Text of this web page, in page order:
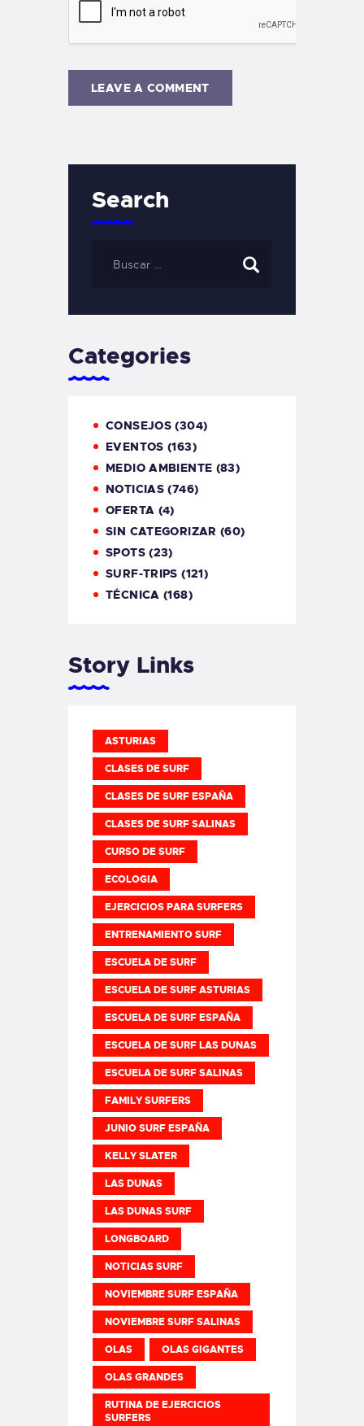
Search
Categories
CONSEJOS (304)
EVENTOS (163)
MEDIO AMBIENTE (83)
NOTICIAS (746)
OFERTA (4)
SIN CATEGORIZAR (60)
SPOTS(23)
SURF-TRIPS (121)
TÉCNICA (168)
Story Links
ASTURIAS
CLASES DE SURF
CLASES DE SURF ESPAÑA
CLASES DE SURF SALINAS
CURSO DE SURF
ECOLOGIA
EJERCICIOS PARA SURFERS
ENTRENAMIENTO SURF
ESCUELA DE SURF
ESCUELA DE SURF ASTURIAS
ESCUELA DE SURF ESPAÑA
ESCUELA DE SURF LAS DUNAS
ESCUELA DE SURF SALINAS
FAMILY SURFERS
JUNIO SURF ESPAÑA
KELLY SLATER
LAS DUNAS
LAS DUNAS SURF
LONGBOARD
NOTICIAS SURF
NOVIEMBRE SURF ESPAÑA
NOVIEMBRE SURF SALINAS
OLAS OLAS GIGANTES
OLAS GRANDES
RUTINA DE EJERCICIOS
SURFERS